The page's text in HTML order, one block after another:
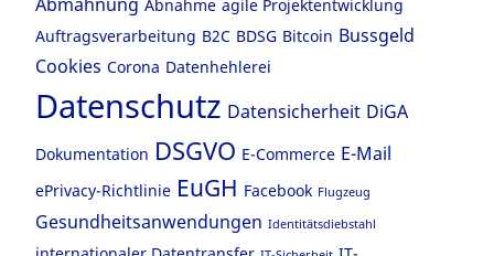
Abnahme agile Projektentwicklung
Auftragsverarbeitung B2C BDSG Bitcoin Bussgeld
Cookies Corona Datenhehlerei
Datenschutz Datensicherheit DiGA
Dokumentation DSGVO E-Commerce E-Mail
ePrivacy-Richtlinie EuGH Facebook Flugzeug
Gesundheitsanwendungen Identitätsdiebstahl